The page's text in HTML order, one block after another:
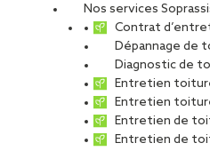
Nos services
Contrat
Dépannage de
Diagnostic de
Entretien
Entretien
Entretien de
Entretien de